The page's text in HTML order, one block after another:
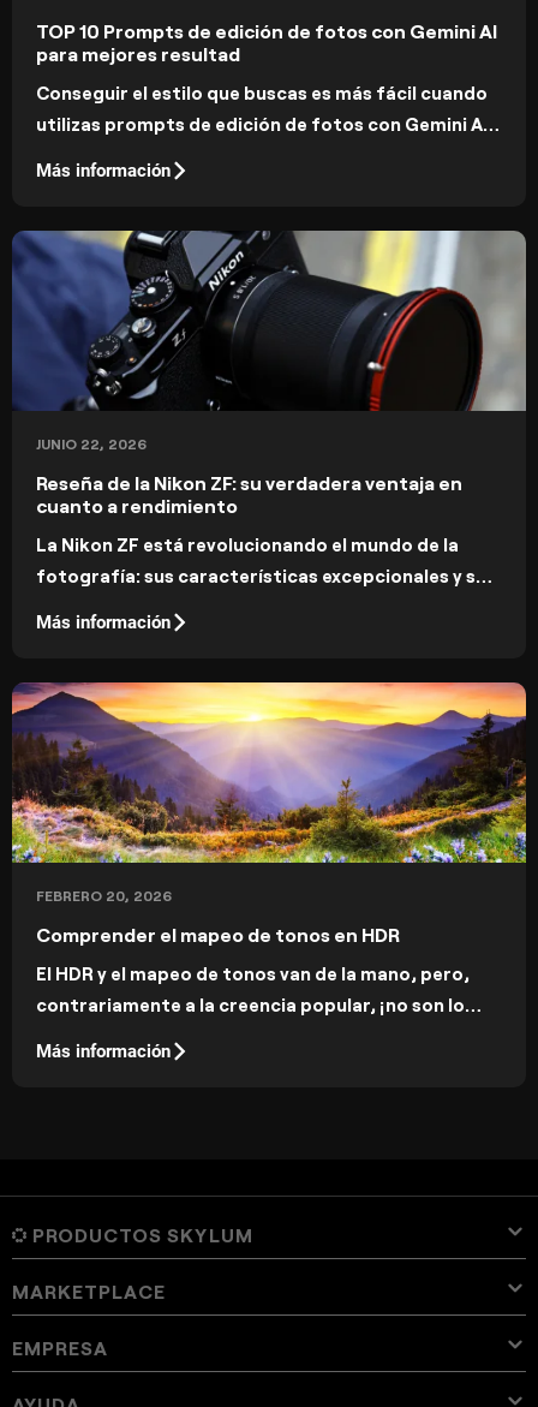
TOP 10 Prompts de edición de fotos con Gemini AI
para mejores resultad
Conseguir el estilo que buscas es más fácil cuando
utilizas prompts de edición de fotos con Gemini AI
Transforman ideas vagas en ediciones precisas y
Más información
JUNIO 22, 2026
Reseña de la Nikon ZF: su verdadera ventaja en
cuanto a rendimiento
La Nikon ZF está revolucionando el mundo de la
fotografía: sus características excepcionales y su
perfecta tanto para aficionados como para
Más información
FEBRERO 20, 2026
Comprender el mapeo de tonos en HDR
El HDR y el mapeo de tonos van de la mano, pero,
contrariamente a la creencia popular, ¡no son lo
diferencias y explicaremos qué es realmente el
Más información
PRODUCTOS SKYLUM
Luminar Neo
Precio
Resumen
Luminar para iPad
Aperty
Resumen
MARKETPLACE
Ajustes Preestablecidos
EMPRESA